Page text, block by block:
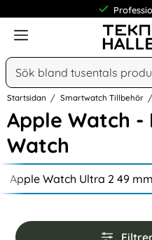
Meny
Sök
Startsidan Smartwatch Tillbehör
Apple Watch -
Watch
Hoppa
till
produkter
Underkategorier
Apple Watch Ultra 2 49 mm
Hoppa